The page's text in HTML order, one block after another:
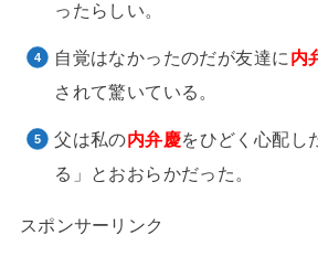
ったらしい。
自覚はなかったのだが友達に 内
されて驚いている。
父は私の内弁慶をひどく心配し
る」とおおらかだった。
スポンサーリンク